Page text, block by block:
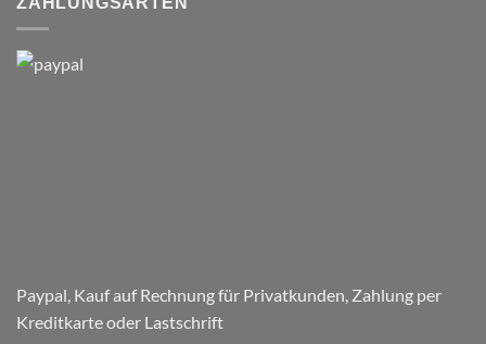
von
von
Paypal, Kauf auf Rechnung für Privatkunden, Zahlung per
Kreditkarte oder Lastschrift